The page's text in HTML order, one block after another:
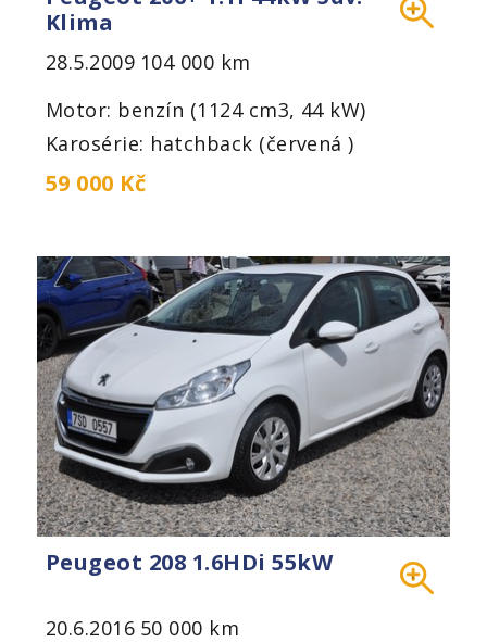
Klima
28.5.2009 104 000 km
Motor: benzín (1124 cm3, 44 kW)
Karosérie: hatchback (červená )
59 000 Kč
Peugeot 208 1.6HDi 55kW
20.6.2016 50 000 km